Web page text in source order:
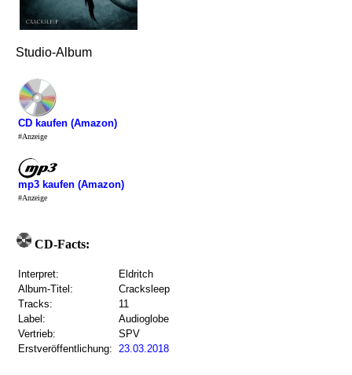
Studio-Album
CD kaufen (Amazon)
#Anzeige
mp3 kaufen (Amazon)
#Anzeige
CD-Facts:
Interpret:
Eldritch
Album-Titel:
Cracksleep
Tracks:
11
Label:
Audioglobe
Vertrieb:
SPV
Erstveröffentlichung: 23.03.2018